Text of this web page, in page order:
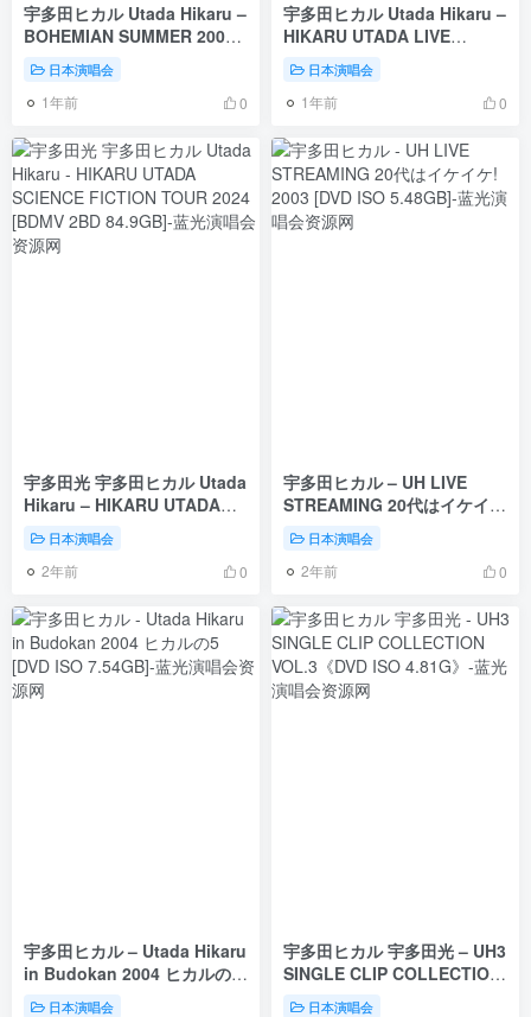
宇多田ヒカル Utada Hikaru –
BOHEMIAN SUMMER 2000
[BDISO 39.8GB]
日本演唱会
1年前 0
宇多田ヒカル Utada Hikaru –
HIKARU UTADA LIVE
CHRONICLES Luv Live
(1999) 2025 [BDISO 18.6GB]
日本演唱会
1年前 0
宇多田光 宇多田ヒカル Utada
Hikaru – HIKARU UTADA
SCIENCE FICTION TOUR
2024 [BDMV 2BD 84.9GB]
日本演唱会
2年前 0
宇多田ヒカル – UH LIVE
STREAMING 20代はイケイ
ケ! 2003 [DVD ISO 5.48GB]
日本演唱会
2年前 0
宇多田ヒカル – Utada Hikaru
in Budokan 2004 ヒカルの5
[DVD ISO 7.54GB]
日本演唱会
宇多田ヒカル 宇多田光 – UH3
SINGLE CLIP COLLECTION
VOL.3《DVD ISO 4.81G》
日本演唱会